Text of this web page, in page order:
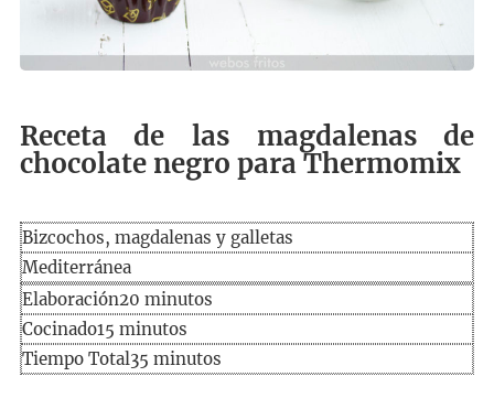
Receta de las magdalenas de
chocolate negro para Thermomix
Bizcochos, magdalenas y galletas
Mediterránea
Elaboración
Elaboración20minutos
minutos
Cocinado
Cocinado15minutos
minutos
Tiempo
Tiempo Total35minutos
minutos